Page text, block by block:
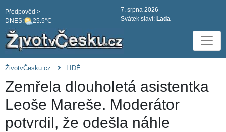
DNES: 25.5°C
Předpověd >
7. srpna 2026
Svátek slaví: Lada
ŽivotvČesku.cz LIDÉ
Zemřela dlouholetá asistentka
Leoše Mareše. Moderátor
potvrdil, že odešla náhle